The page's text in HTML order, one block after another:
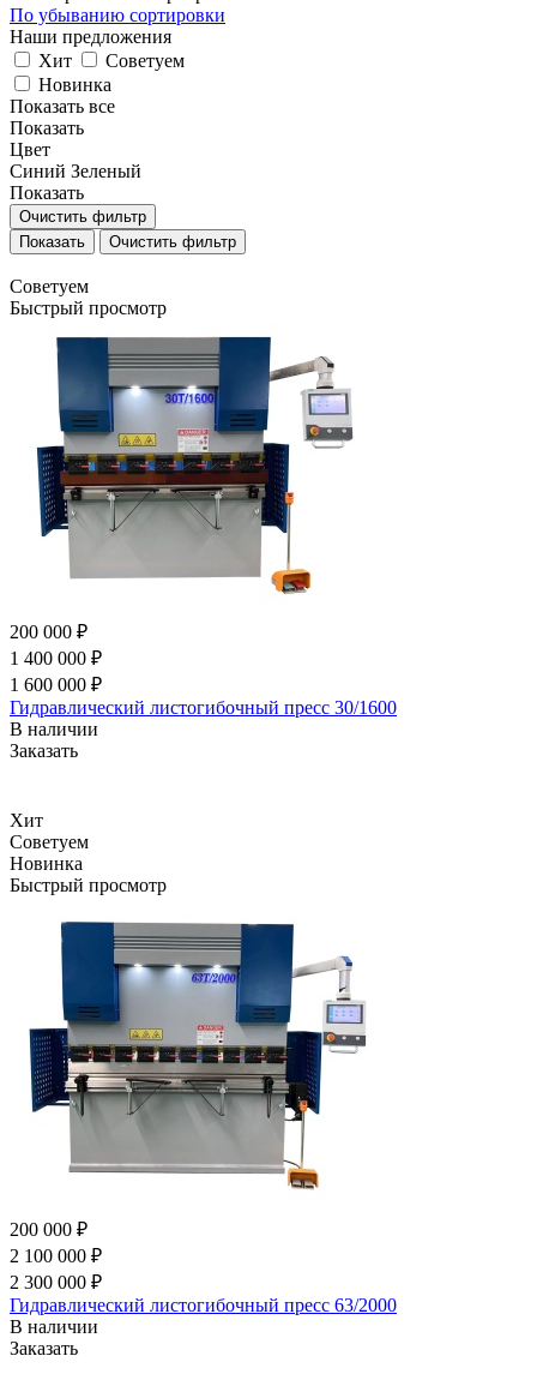
По убыванию сортировки
Наши предложения
Хит
Советуем
Новинка
Показать все
Показать
Цвет
Синий Зеленый
Показать
Очистить фильтр
Очистить фильтр
Советуем
Быстрый просмотр
200 000 ₽
1 400 000 ₽
1 600 000 ₽
Гидравлический листогибочный пресс 30/1600
В наличии
Заказать
Хит
Советуем
Новинка
Быстрый просмотр
200 000 ₽
2 100 000 ₽
2 300 000 ₽
Гидравлический листогибочный пресс 63/2000
В наличии
Заказать